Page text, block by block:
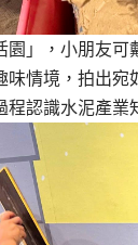
園」，小朋友
味情境，拍出
認識水泥產業